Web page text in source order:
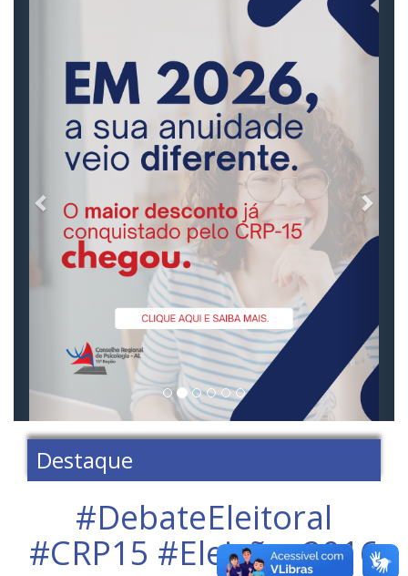
Destaque
#‎DebateEleitoral‬
‪#‎CRP15‬ ‪#‎Eleições2016‬